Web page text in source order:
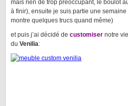
mais rien de trop préoccupant, le boulot
à finir), ensuite je suis partie une semaine
montre quelques trucs quand même)
et puis j’ai décidé de customiser notre
du Venilia: